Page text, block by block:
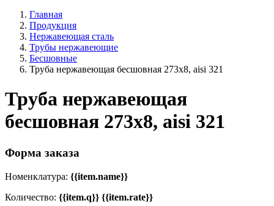
Главная
Продукция
Нержавеющая сталь
Трубы нержавеющие
Бесшовные
Труба нержавеющая бесшовная 273x8, aisi 321
Труба нержавеющая
бесшовная 273x8, aisi 321
Форма заказа
Номенклатура: {{item.name}}
Количество: {{item.q}} {{item.rate}}